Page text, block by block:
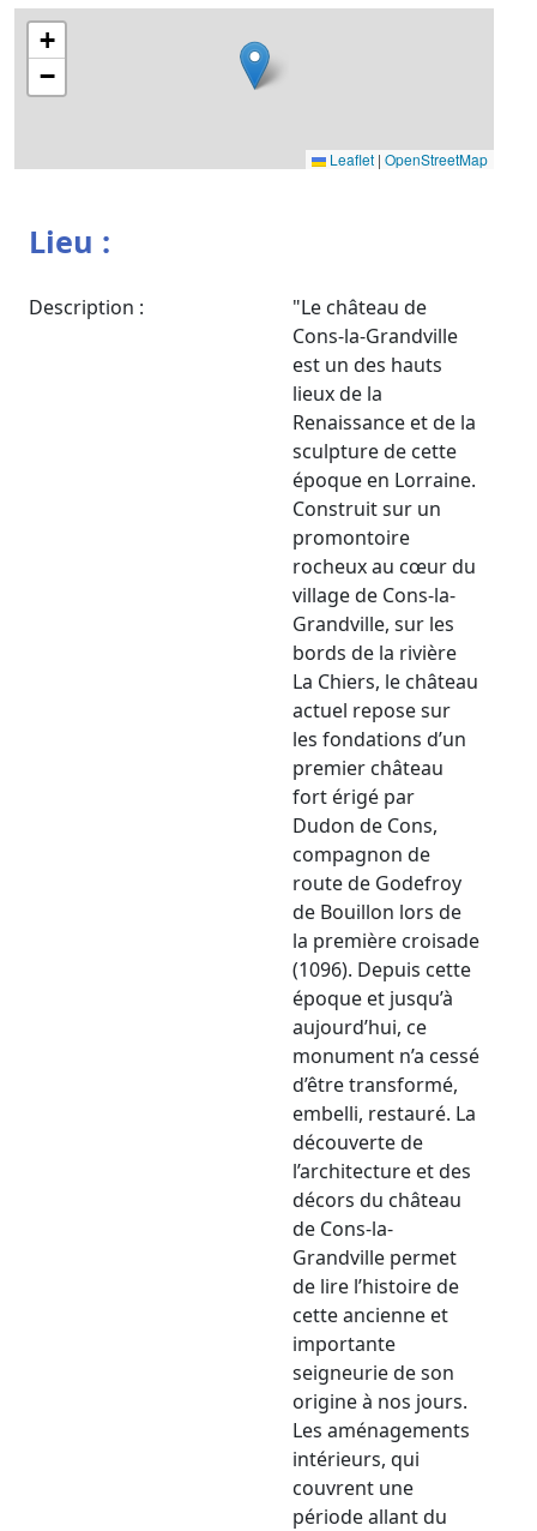
+
−
Leaflet | OpenStreetMap
Lieu :
Description :
"Le château de
Cons-la-Grandville
est un des hauts
lieux de la
Renaissance et de la
sculpture de cette
époque en Lorraine.
Construit sur un
promontoire
rocheux au cœur du
village de Cons-la-
Grandville, sur les
bords de la rivière
La Chiers, le château
actuel repose sur
les fondations d’un
premier château
fort érigé par
Dudon de Cons,
compagnon de
route de Godefroy
de Bouillon lors de
la première croisade
(1096). Depuis cette
époque et jusqu’à
aujourd’hui, ce
monument n’a cessé
d’être transformé,
embelli, restauré. La
découverte de
l’architecture et des
décors du château
de Cons-la-
Grandville permet
de lire l’histoire de
cette ancienne et
importante
seigneurie de son
origine à nos jours.
Les aménagements
intérieurs, qui
couvrent une
période allant du